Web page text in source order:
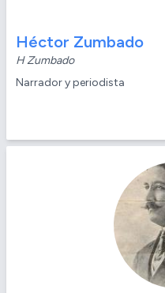
Héctor Zumbado
H Zumbado
Narrador y periodista